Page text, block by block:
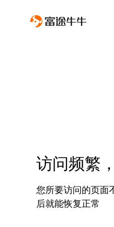
访问频繁
您所要访问的页面
后就能恢复正常